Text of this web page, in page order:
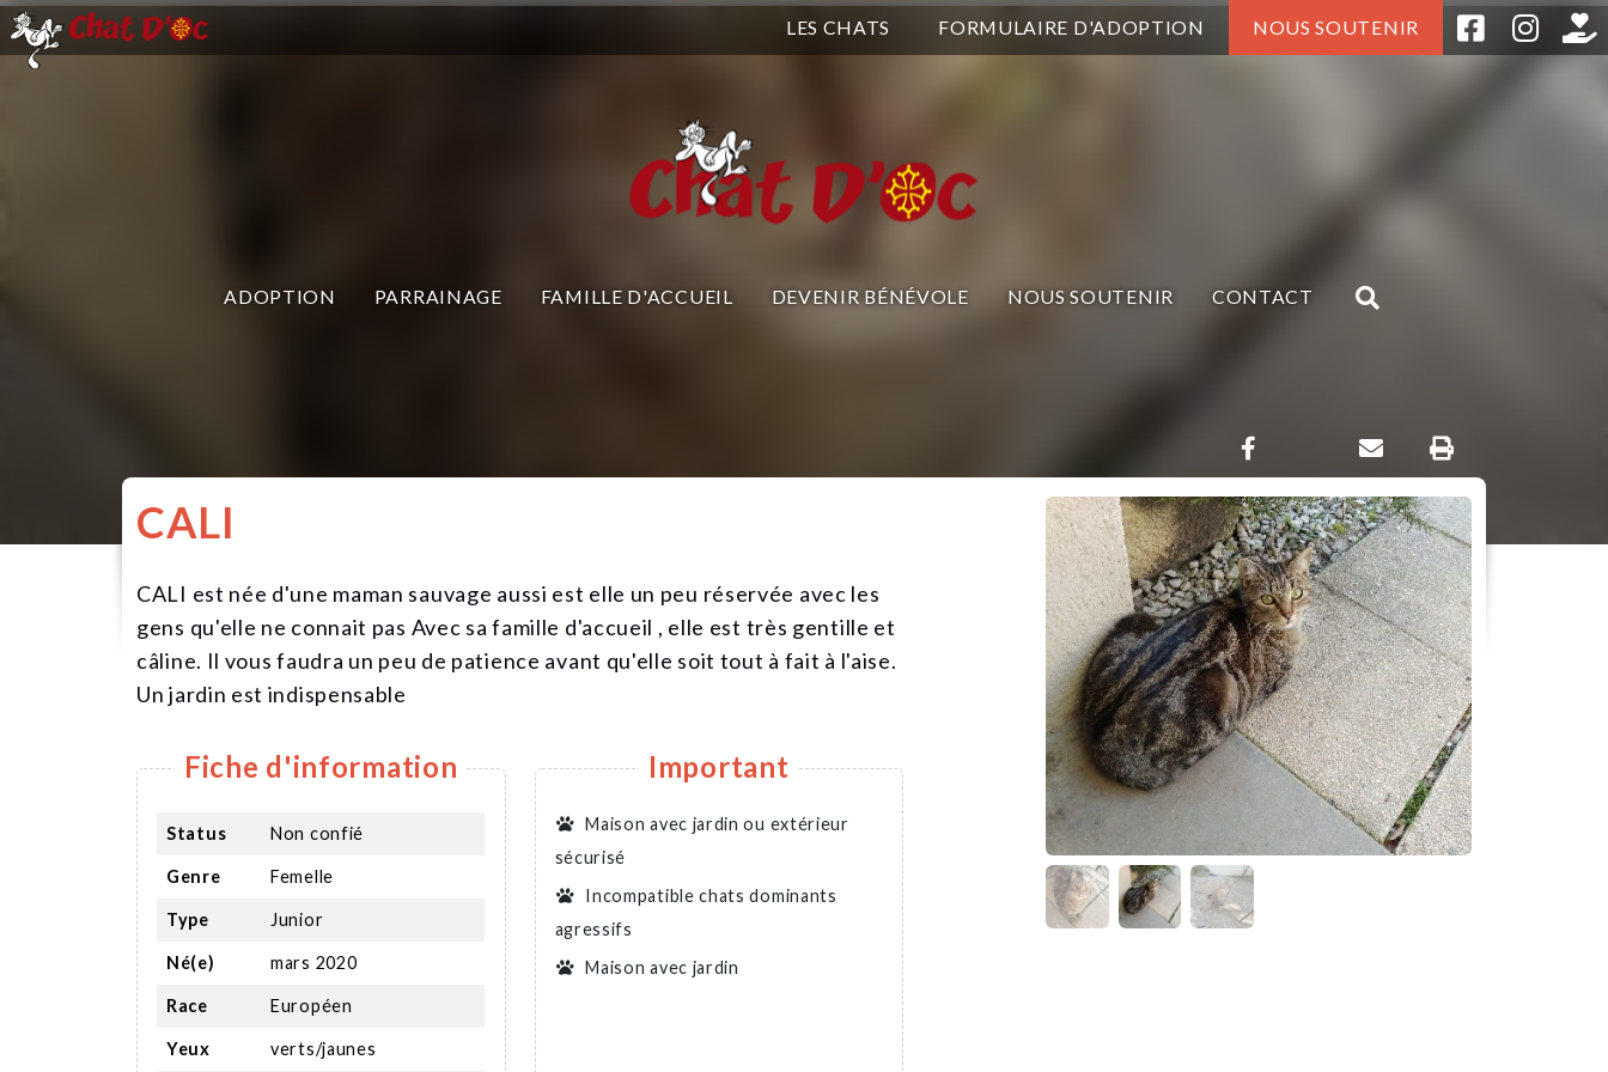
LES CHATS FORMULAIRE D'ADOPTION NOUS SOUTENIR
ADOPTION PARRAINAGE FAMILLE D'ACCUEIL DEVENIR BÉNÉVOLE NOUS SOUTENIR CONTACT
CALI
CALI est née d'une maman sauvage aussi est elle un peu réservée avec les
gens qu'elle ne connait pas Avec sa famille d'accueil , elle est très gentille et
câline. Il vous faudra un peu de patience avant qu'elle soit tout à fait à l'aise.
Un jardin est indispensable
Fiche d'information
Status Non confié
Genre Femelle
Type Junior
Né(e) mars 2020
Race Européen
Yeux verts/jaunes
Important
Maison avec jardin ou extérieur
sécurisé
Incompatible chats dominants
agressifs
Maison avec jardin